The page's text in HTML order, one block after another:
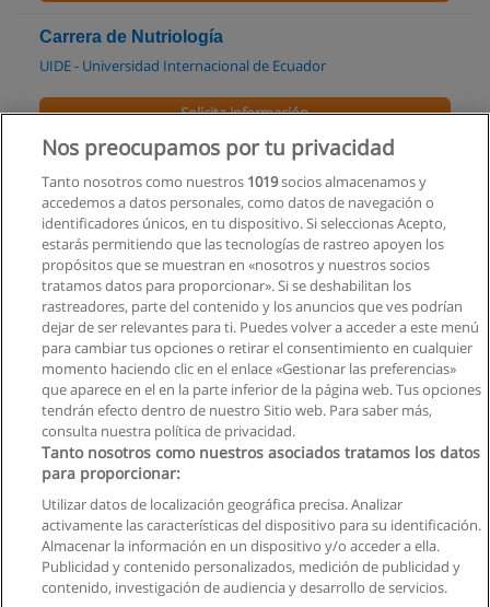
Carrera de Nutriología
UIDE - Universidad Internacional de Ecuador
Solicita información
Carrera de medicina
Universidad Nacional del Chimborazo
Solicita información
Carrera de Enfermería
Universidad Nacional del Chimborazo
Solicita información
Privacidad de datos
Contactar con Educaedu
Nos preocupamos por tu privacidad
Tanto nosotros como nuestros 1019socios almacenamos y
accedemos a datos personales, como datos de navegación o
identificadores únicos, en tu dispositivo. Si seleccionas Acepto,
estarás permitiendo que las tecnologías de rastreo apoyen los
propósitos que se muestran en «nosotros y nuestros socios
tratamos datos para proporcionar». Si se deshabilitan los
rastreadores, parte del contenido y los anuncios que ves podrían
dejar de ser relevantes para ti. Puedes volver a acceder a este menú
para cambiar tus opciones o retirar el consentimiento en cualquier
momento haciendo clic en el enlace «Gestionar las preferencias»
que aparece en el en la parte inferior de la página web. Tus opciones
tendrán efecto dentro de nuestro Sitio web. Para saber más,
consulta nuestra política de privacidad.
Tanto nosotros como nuestros asociados tratamos los datos
para proporcionar:
Utilizar datos de localización geográfica precisa. Analizar
activamente las características del dispositivo para su identificación.
Almacenar la información en un dispositivo y/o acceder a ella.
Publicidad y contenido personalizados, medición de publicidad y
contenido, investigación de audiencia y desarrollo de servicios.